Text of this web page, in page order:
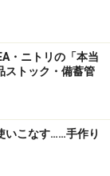
・ニトリの「本当
ストック・備蓄管
いこなす……手作り